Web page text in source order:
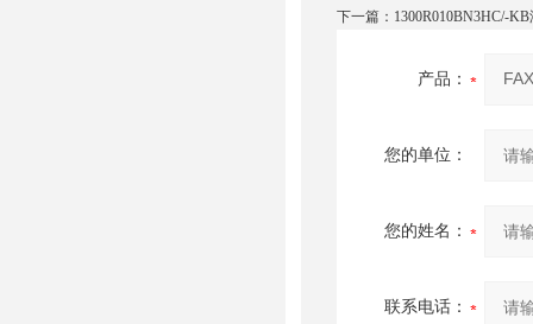
下一篇： 1300R010BN3HC/-
产品：
您的单位：
您的姓名：
联系电话：